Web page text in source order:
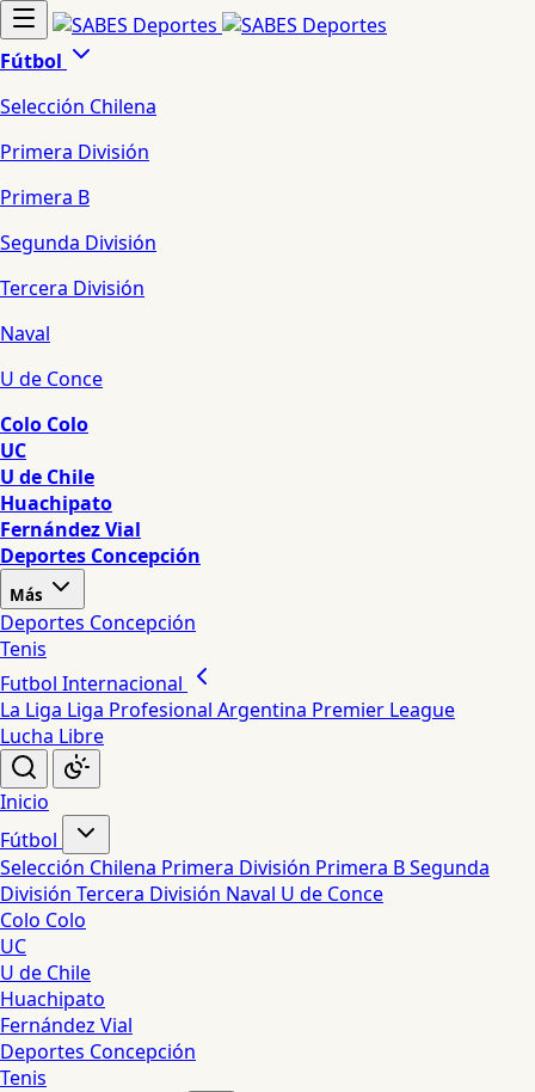
Fútbol
Selección Chilena
Primera División
Primera B
Segunda División
Tercera División
Naval
U de Conce
Colo Colo
UC
U de Chile
Huachipato
Fernández Vial
Deportes Concepción
Más
Deportes Concepción
Tenis
Futbol Internacional
La Liga Liga Profesional Argentina Premier League
Lucha Libre
Inicio
Fútbol
Selección Chilena Primera División Primera BSegunda
División Tercera División Naval U de Conce
Colo Colo
UC
U de Chile
Huachipato
Fernández Vial
Deportes Concepción
Tenis